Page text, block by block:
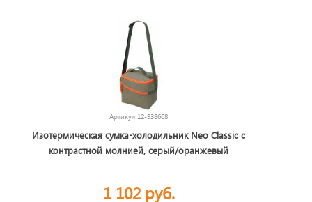
Артикул 12-938668
Изотермическая сумка-холодильник Neo Classic c
контрастной молнией, серый/оранжевый
1 102 руб.